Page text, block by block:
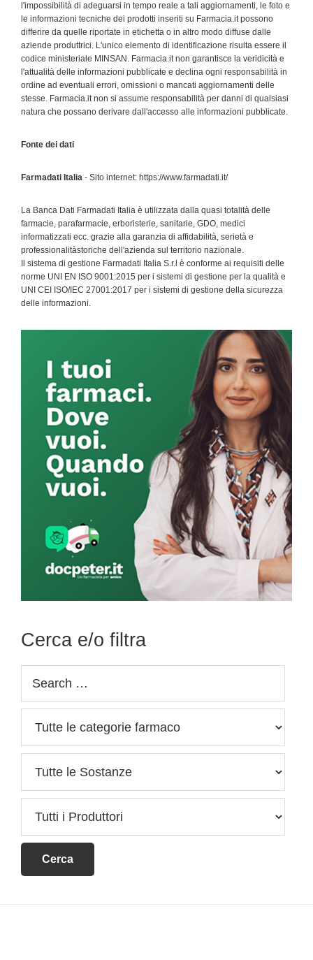
l'impossibilità di adeguarsi in tempo reale a tali aggiornamenti, le foto e
le informazioni tecniche dei prodotti inseriti su Farmacia.it possono
differire da quelle riportate in etichetta o in altro modo diffuse dalle
aziende produttrici. L'unico elemento di identificazione risulta essere il
codice ministeriale MINSAN. Farmacia.it non garantisce la veridicità e
l'attualità delle informazioni pubblicate e declina ogni responsabilità in
ordine ad eventuali errori, omissioni o mancati aggiornamenti delle
stesse. Farmacia.it non si assume responsabilità per danni di qualsiasi
natura che possano derivare dall'accesso alle informazioni pubblicate.
Fonte dei dati
Farmadati Italia - Sito internet: https://www.farmadati.it/
La Banca Dati Farmadati Italia è utilizzata dalla quasi totalità delle
farmacie, parafarmacie, erboristerie, sanitarie, GDO, medici
informatizzati ecc. grazie alla garanzia di affidabilità, serietà e
professionalitàstoriche dell'azienda sul territorio nazionale.
Il sistema di gestione Farmadati Italia S.r.l è conforme ai requisiti delle
norme UNI EN ISO 9001:2015 per i sistemi di gestione per la qualità e
UNI CEI ISO/IEC 27001:2017 per i sistemi di gestione della sicurezza
delle informazioni.
Sidebar
Cerca e/o filtra